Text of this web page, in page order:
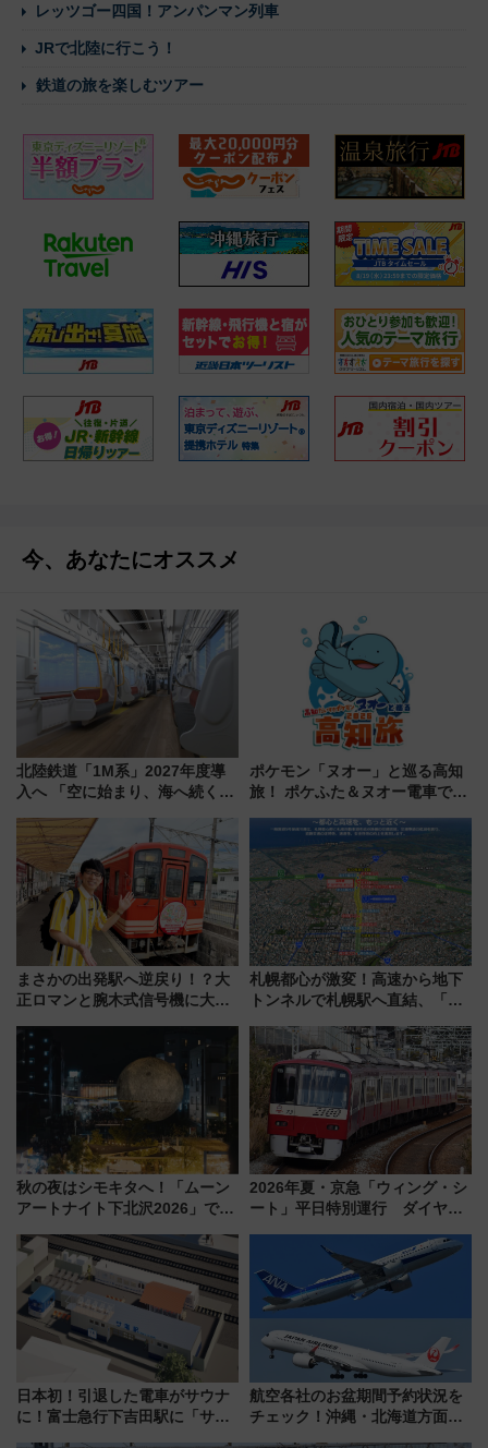
レッツゴー四国！アンパンマン列車
JRで北陸に行こう！
鉄道の旅を楽しむツアー
今、あなたにオススメ
北陸鉄道「1M系」2027年度導
入へ 「空に始まり、海へ続く」
神秘的なデザイン
ポケモン「ヌオー」と巡る高知
旅！ ポケふた＆ヌオー電車で楽
路の絶景と絶品グルメを満喫！
（7月18日スタート）
まさかの出発駅へ逆戻り！？大
正ロマンと腕木式信号機に大興
目の舞台は岐阜県の「明知鉄
道」
札幌都心が激変！高速から地下
トンネルで札幌駅へ直結、「創
から本格着工、延長4.8km整備
事業の全貌
秋の夜はシモキタへ！「ムーン
アートナイト下北沢2026」でイ
を満喫しよう
2026年夏・京急「ウィング・シ
ート」平日特別運行 ダイヤ・
三浦海岸を堪能できるお出かけ
プランもご紹介
日本初！引退した電車がサウナ
に！富士急行下吉田駅に「サ電
航空各社のお盆期間予約状況を
チェック！沖縄・北海道方面は